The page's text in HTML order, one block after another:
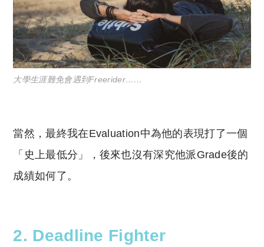
大學生涯難免會遇到Freerider……
當然，最終我在Evaluation中為他的表現打了一個
「史上最低分」，後來也沒有深究他派Grade後的
成績如何了。
2. Deadline Fighter